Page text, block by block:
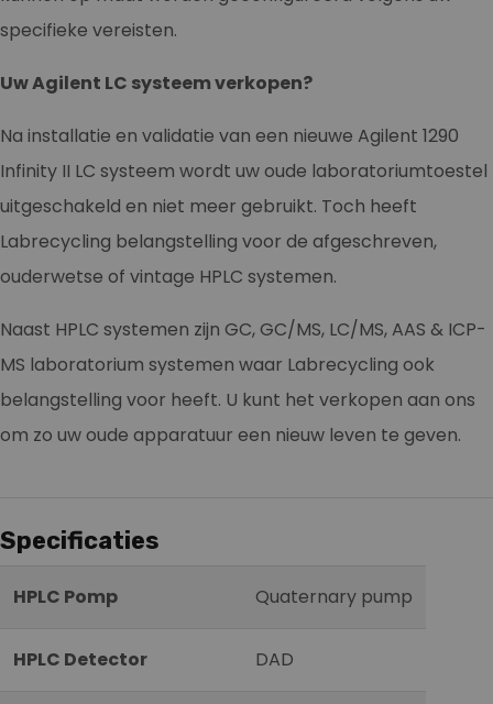
specifieke vereisten.
Uw Agilent LC systeem verkopen?
Na installatie en validatie van een nieuwe Agilent 1290
Infinity II LC systeem wordt uw oude laboratoriumtoestel
uitgeschakeld en niet meer gebruikt. Toch heeft
Labrecycling belangstelling voor de afgeschreven,
ouderwetse of vintage HPLC systemen.
Naast HPLC systemen zijn GC, GC/MS, LC/MS, AAS & ICP-
MS laboratorium systemen waar Labrecycling ook
belangstelling voor heeft. U kunt het verkopen aan ons
om zo uw oude apparatuur een nieuw leven te geven.
Specificaties
HPLC Pomp Quaternary pump
HPLC Detector DAD